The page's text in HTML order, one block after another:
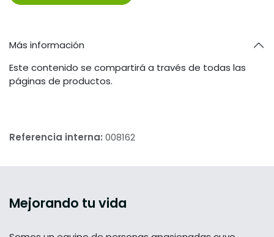
Más información
Este contenido se compartirá a través de todas las
páginas de productos.
Referencia interna: 008162
Mejorando tu vida